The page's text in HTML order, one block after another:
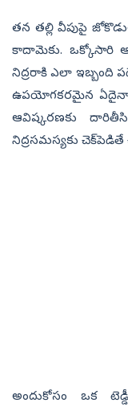
తన తల్లి వీపుపై
కాదామెకు. ఒక్కోసారి
నిద్రరాకి ఎలా ఇబ్బంది
ఉపయోగకరమైన ఏదైనా
ఆవిష్కరణకు
నిద్రసమస్యకు
అందుకోసం ఒక